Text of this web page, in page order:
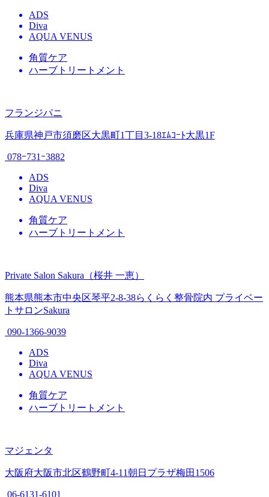
ADS
Diva
AQUA VENUS
角質ケア
ハーブトリートメント
フランジパニ
兵庫県神戸市須磨区大黒町1丁目3-18ｴﾑｺｰﾄ大黒1F
078ｰ731ｰ3882
ADS
Diva
AQUA VENUS
角質ケア
ハーブトリートメント
Private Salon Sakura（桜井 一恵）
熊本県熊本市中央区琴平2-8-38らくらく整骨院内 プライベー
トサロンSakura
090-1366-9039
ADS
Diva
AQUA VENUS
角質ケア
ハーブトリートメント
マジェンタ
大阪府大阪市北区鶴野町4-11朝日プラザ梅田1506
06-6131-6101